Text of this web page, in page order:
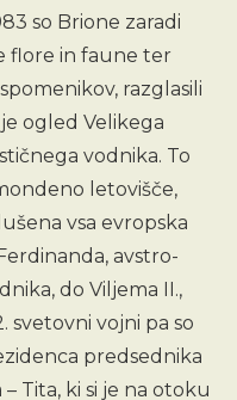
so Brione zaradi
flore in faune ter
razglasili
ogled Velikega
vodnika. To
letovišče,
vsa evropska
avstro-
do Viljema II.,
svetovni vojni pa so
predsednika
Tita, ki si je na otoku